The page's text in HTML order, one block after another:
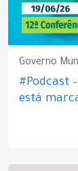
Governo
#Podcast
está